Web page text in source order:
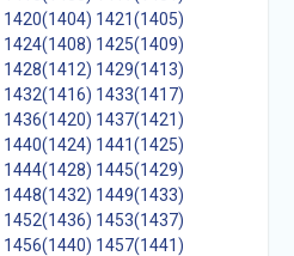
1420(1404) 1421(1405)
1424(1408) 1425(1409)
1428(1412) 1429(1413)
1432(1416) 1433(1417)
1436(1420) 1437(1421)
1440(1424) 1441(1425)
1444(1428) 1445(1429)
1448(1432) 1449(1433)
1452(1436) 1453(1437)
1456(1440) 1457(1441)